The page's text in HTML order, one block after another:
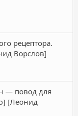
рецептора.
Ворслов]
— повод для
[Леонид